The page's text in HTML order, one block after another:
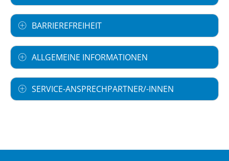
BARRIEREFREIHEIT
ALLGEMEINE INFORMATIONEN
SERVICE-ANSPRECHPARTNER/-INNEN